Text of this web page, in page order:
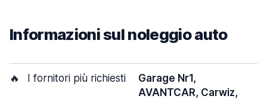
Informazioni sul noleggio auto
🔥 I fornitori più richiesti
Garage Nr1,
AVANTCAR, Carwiz,